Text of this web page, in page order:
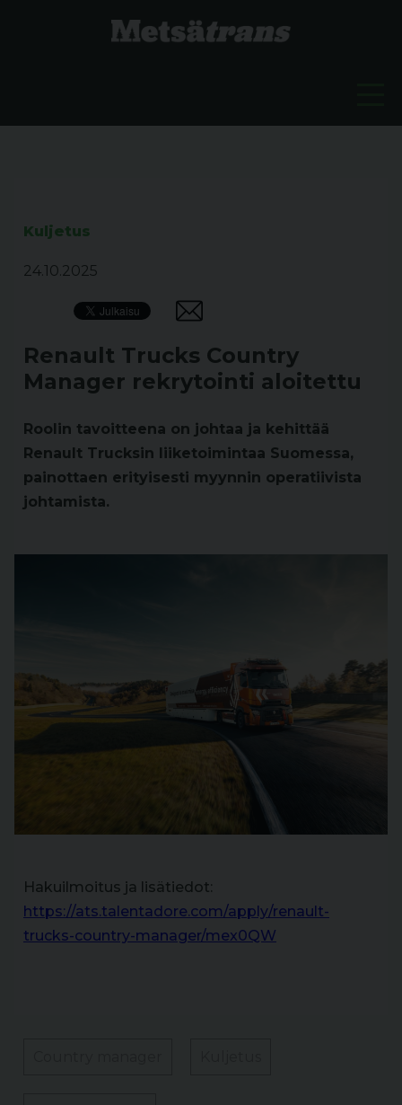
Kuljetus
24.10.2025
Renault Trucks Country
Manager rekrytointi aloitettu
Roolin tavoitteena on johtaa ja kehittää
Renault Trucksin liiketoimintaa Suomessa,
painottaen erityisesti myynnin operatiivista
johtamista.
Hakuilmoitus ja lisätiedot:
https://ats.talentadore.com/apply/renault-
trucks-country-manager/mex0QW